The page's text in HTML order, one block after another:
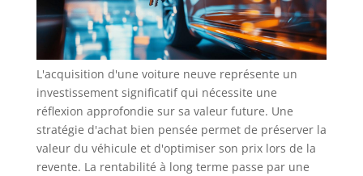
L'acquisition d'une voiture neuve représente un
investissement significatif qui nécessite une
réflexion approfondie sur sa valeur future. Une
stratégie d'achat bien pensée permet de préserver la
valeur du véhicule et d'optimiser son prix lors de la
revente. La rentabilité à long terme passe par une